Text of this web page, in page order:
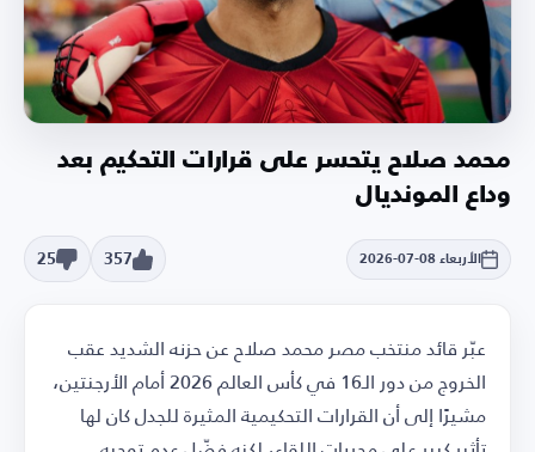
محمد صلاح يتحسر على قرارات التحكيم بعد
وداع المونديال
الأربعاء 08-07-2026 357
25
عبّر قائد منتخب مصر محمد صلاح عن حزنه الشديد عقب
الخروج من دور الـ16 في كأس العالم 2026 أمام الأرجنتين،
مشيرًا إلى أن القرارات التحكيمية المثيرة للجدل كان لها